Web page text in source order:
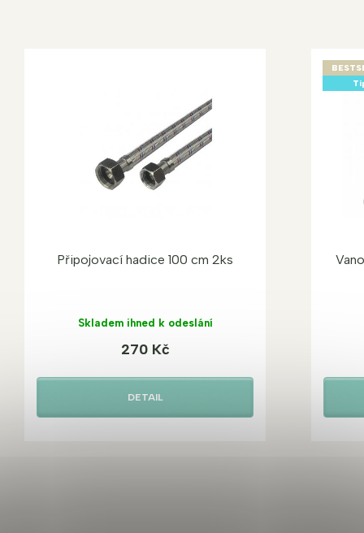
Připojovací hadice 100 cm 2ks
Skladem ihned k odeslání
270 Kč
DETAIL